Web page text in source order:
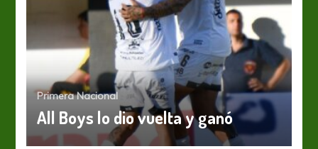
Primera Nacional
All Boys lo dio vuelta y ganó
Primera Nacional
Esta noche, en Caballito, cueste lo